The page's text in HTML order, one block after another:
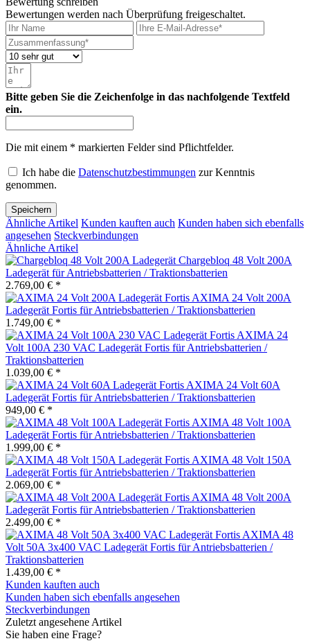
Bewertungen werden nach Überprüfung freigeschaltet.
Bitte geben Sie die Zeichenfolge in das nachfolgende Textfeld
ein.
Die mit einem * markierten Felder sind Pflichtfelder.
Ich habe die Datenschutzbestimmungen zur Kenntnis
genommen.
Speichern
Ähnliche Artikel Kunden kauften auch Kunden haben sich ebenfalls
angesehen Steckverbindungen
Ähnliche Artikel
Chargebloq 48 Volt 200A
Ladegerät für Antriebsbatterien / Traktionsbatterien
2.769,00 € *
AXIMA 24 Volt 200A
Ladegerät Fortis für Antriebsbatterien / Traktionsbatterien
1.749,00 € *
AXIMA 24
Volt 100A 230 VAC Ladegerät Fortis für Antriebsbatterien /
Traktionsbatterien
1.039,00 € *
AXIMA 24 Volt 60A
Ladegerät Fortis für Antriebsbatterien / Traktionsbatterien
949,00 € *
AXIMA 48 Volt 100A
Ladegerät Fortis für Antriebsbatterien / Traktionsbatterien
1.999,00 € *
AXIMA 48 Volt 150A
Ladegerät Fortis für Antriebsbatterien / Traktionsbatterien
2.069,00 € *
AXIMA 48 Volt 200A
Ladegerät Fortis für Antriebsbatterien / Traktionsbatterien
2.499,00 € *
AXIMA 48
Volt 50A 3x400 VAC Ladegerät Fortis für Antriebsbatterien /
Traktionsbatterien
1.439,00 € *
Kunden kauften auch
Kunden haben sich ebenfalls angesehen
Steckverbindungen
Zuletzt angesehene Artikel
Sie haben eine Frage?